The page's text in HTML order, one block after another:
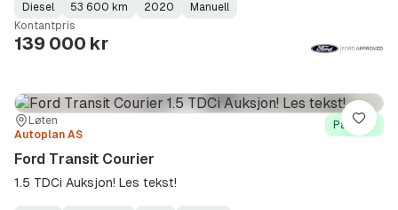
Fuel
Type:
Diesel
Kilometerstand:
53 600 km
Model
Year:
2020
Gearbox
Type:
Manuell
Kontantpris
139 000 kr
Sted:
Løten
Forhandler:
Autoplan AS
På lager
Ford Transit Courier
1.5 TDCi Auksjon! Les tekst!
Lagre